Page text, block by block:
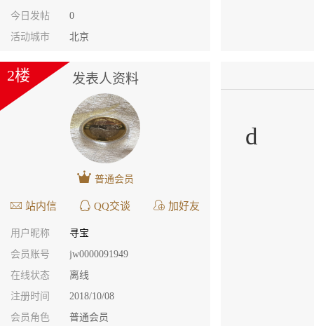
今日发帖
0
活动城市
北京
发表人资料
2楼
普通会员
站内信 QQ交谈 加好友
用户昵称
寻宝
会员账号
jw0000091949
在线状态
离线
注册时间
2018/10/08
会员角色
普通会员
d